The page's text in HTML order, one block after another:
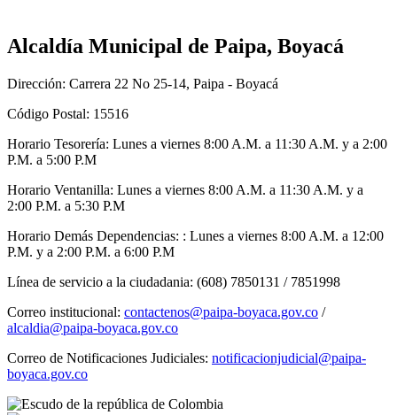
Alcaldía Municipal de Paipa, Boyacá
Dirección: Carrera 22 No 25-14, Paipa - Boyacá
Código Postal: 15516
Horario Tesorería: Lunes a viernes 8:00 A.M. a 11:30 A.M. y a 2:00
P.M. a 5:00 P.M
Horario Ventanilla: Lunes a viernes 8:00 A.M. a 11:30 A.M. y a
2:00 P.M. a 5:30 P.M
Horario Demás Dependencias: : Lunes a viernes 8:00 A.M. a 12:00
P.M. y a 2:00 P.M. a 6:00 P.M
Línea de servicio a la ciudadania: (608) 7850131 / 7851998
Correo institucional: contactenos@paipa-boyaca.gov.co /
alcaldia@paipa-boyaca.gov.co
Correo de Notificaciones Judiciales: notificacionjudicial@paipa-
boyaca.gov.co